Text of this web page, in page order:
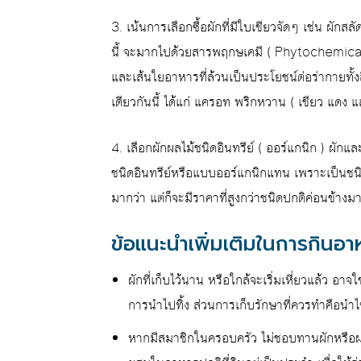
3. เน้นการเลือกซื้อผักที่มีใบเขียวจัดๆ เช่น ผักส
นี้ จะมากไปด้วยสารพฤกษเคมี (
และเส้นใยอาหารที่ล้วนเป็นประโยชน์ต่อร่ากาย
เดียวกันนี้ ได้แก่ แครอท พริกหวาน ( เขียว แดง
4. เลือกผักผลไม้ชนิดอินทรีย์ ( ออร์แกนิก ) ผักแ
ชนิดอินทรีย์หรือแบบออร์แกนิกแทน เพราะเป็น
มากว่า แต่ก็จะมีราคาที่สูงกว่าชนิดปกติค่อนข้างม
ข้อแนะนำเพิ่มเติมในการกินอ
ผักที่เก็บไว้นาน หรือใกล้จะเริ่มเหี่ยวแล้ว อา
การนำไปทิ้ง ส่วนการเก็บรักษาที่ควรทำคือนำ
หากมีสมาชิกในครอบครัว ไม่ชอบทานผักหรื